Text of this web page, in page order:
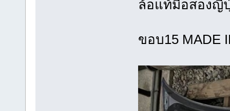
ล้อแท้มือสอ
ขอบ15